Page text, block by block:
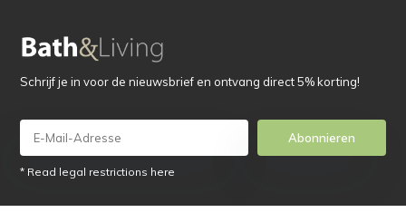
Schrijf je in voor de nieuwsbrief en ontvang direct 5% korting!
Abonnieren
* Read legal restrictions here